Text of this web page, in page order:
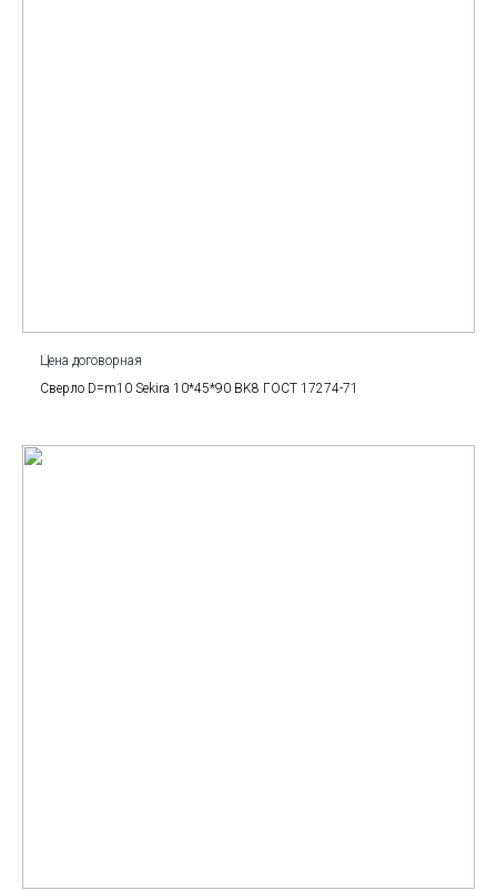
Цена договорная
Сверло D=m10 Sekira 10*45*90 BK8 ГОСТ 17274-71